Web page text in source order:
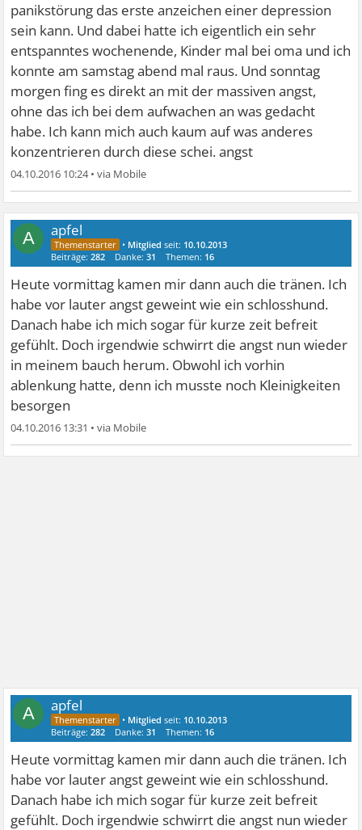
panikstörung das erste anzeichen einer depression
sein kann. Und dabei hatte ich eigentlich ein sehr
entspanntes wochenende, Kinder mal bei oma und ich
konnte am samstag abend mal raus. Und sonntag
morgen fing es direkt an mit der massiven angst,
ohne das ich bei dem aufwachen an was gedacht
habe. Ich kann mich auch kaum auf was anderes
konzentrieren durch diese schei. angst
04.10.2016 10:24•
A apfel
• Mitglied seit: 10.10.2013
Beiträge:282 Danke:31 Themen: 16
Heute vormittag kamen mir dann auch die tränen. Ich
habe vor lauter angst geweint wie ein schlosshund.
Danach habe ich mich sogar für kurze zeit befreit
gefühlt. Doch irgendwie schwirrt die angst nun wieder
in meinem bauch herum. Obwohl ich vorhin
ablenkung hatte, denn ich musste noch Kleinigkeiten
besorgen
04.10.2016 13:31 •
A apfel
• Mitglied seit: 10.10.2013
Beiträge:282 Danke:31 Themen: 16
Heute vormittag kamen mir dann auch die tränen. Ich
habe vor lauter angst geweint wie ein schlosshund.
Danach habe ich mich sogar für kurze zeit befreit
gefühlt. Doch irgendwie schwirrt die angst nun wieder